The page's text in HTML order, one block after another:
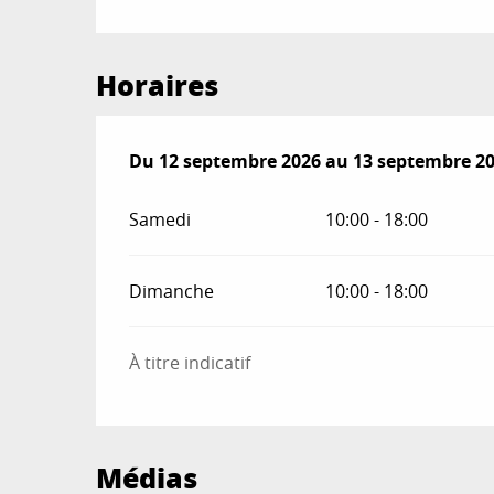
Horaires
Du 12 septembre 2026au 13 septembre
Du 12 septembre 2026au 13 septembre
Samedi 10:00 - 18:00
Dimanche 10:00 - 18:00
À titre indicatif
Médias